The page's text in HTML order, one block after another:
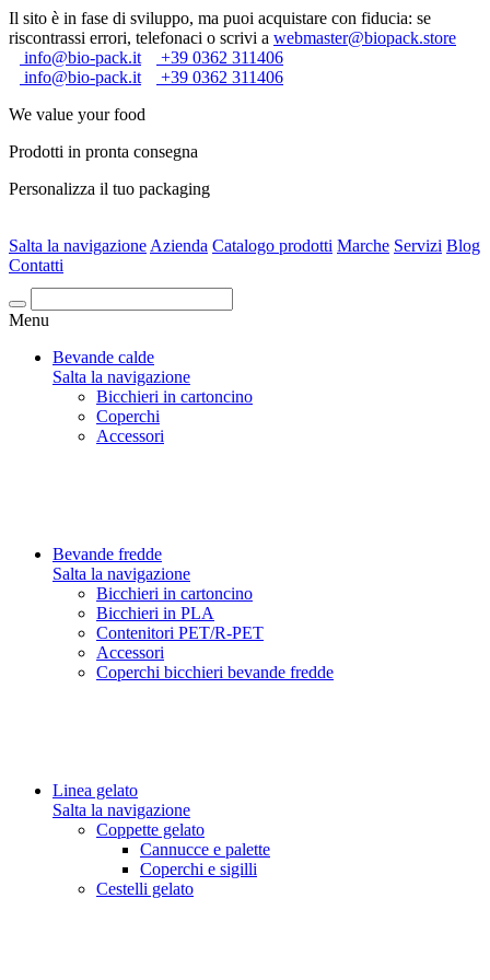
Il sito è in fase di sviluppo, ma puoi acquistare con fiducia: se
riscontrassi errori, telefonaci o scrivi a webmaster@biopack.store
info@bio-pack.it
+39 0362 311406
info@bio-pack.it
+39 0362 311406
We value your food
Prodotti in pronta consegna
Personalizza il tuo packaging
Salta la navigazione Azienda Catalogo prodotti Marche Servizi Blog
Contatti
Cerca
Menu
Bevande calde
Salta la navigazione
Bicchieri in cartoncino
Coperchi
Accessori
Bevande fredde
Salta la navigazione
Bicchieri in cartoncino
Bicchieri in PLA
Contenitori PET/R-PET
Accessori
Coperchi bicchieri bevande fredde
Linea gelato
Salta la navigazione
Coppette gelato
Cannucce e palette
Coperchi e sigilli
Cestelli gelato